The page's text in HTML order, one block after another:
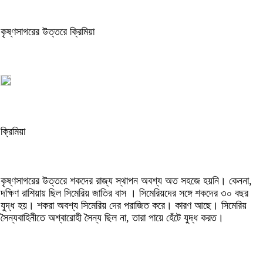
কৃষ্ণসাগরের উত্তরে ক্রিমিয়া
ক্রিমিয়া
কৃষ্ণসাগরের উত্তরে শকদের রাজ্য স্থাপন অবশ্য অত সহজে হয়নি। কেননা,
দক্ষিণ রাশিয়ায় ছিল সিমেরিয় জাতির বাস । সিমেরিয়দের সঙ্গে শকদের ৩০ বছর
যুদ্ধ হয়। শকরা অবশ্য সিমেরিয় দের পরাজিত করে। কারণ আছে। সিমেরিয়
সৈন্যবাহিনীতে অশ্বারোহী সৈন্য ছিল না, তারা পায়ে হেঁটে যুদ্ধ করত।